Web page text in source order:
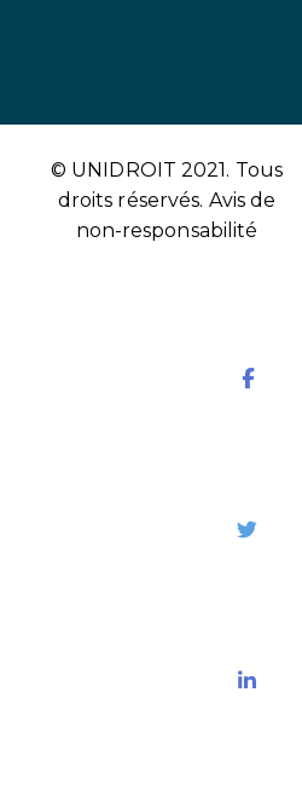
© UNIDROIT 2021. Tous
droits réservés. Avis de
non-responsabilité